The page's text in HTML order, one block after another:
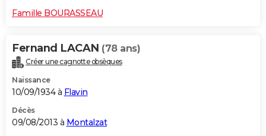
Famille BOURASSEAU
Fernand LACAN (78 ans)
Créer une cagnotte obsèques
Naissance
10/09/1934 à Flavin
Décès
09/08/2013 à Montalzat